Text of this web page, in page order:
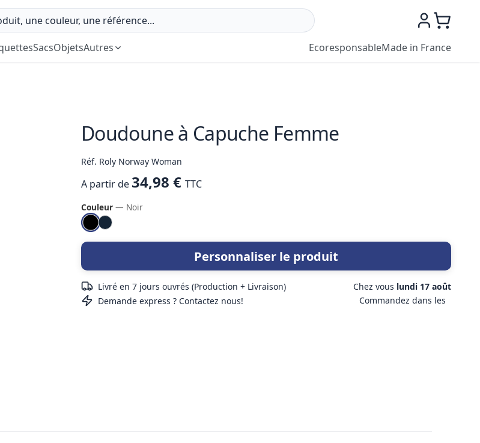
SacsObjetsAutres EcoresponsableMade in France
Doudoune à Capuche Femme
Réf. Roly Norway Woman
A partir de 34,98 € TTC
Couleur — Noir
Personnaliser le produit
Livré en 7 jours ouvrés (Production + Livraison)
Demande express ? Contactez nous!
Chez vous lundi 17 août
Commandez dans les